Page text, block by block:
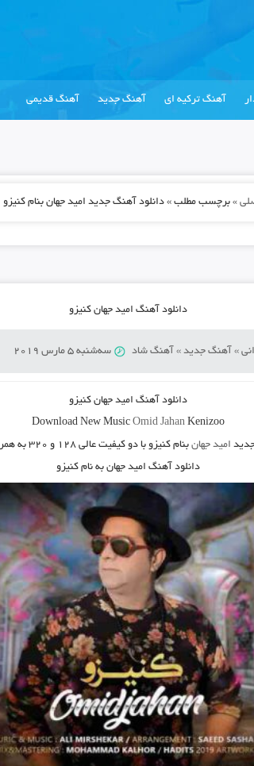
آهنگ ترکیه ای آهنگ جدید آهنگ قدیمی
» برچسب مطلب » دانلود آهنگ جدید امید جهان بنام کنیزو
دانلود آهنگ امید جهان کنیزو
» آهنگ جدید» آهنگ شاد سه‌شنبه 5 مارس 2019
دانلود آهنگ امید جهان کنیزو
Download New Music Omid Jahan Kenizoo
امید جهانبنام کنیزو با دو کیفیت عالی ۱۲۸ و ۳۲۰ به همراه متن آهنگ
دانلود آهنگ امید جهان به نام کنیزو